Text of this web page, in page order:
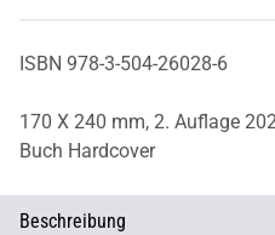
ISBN 978-3-504-26028-6
170 X 240 mm, 2. Auflage
Buch Hardcover
Beschreibung